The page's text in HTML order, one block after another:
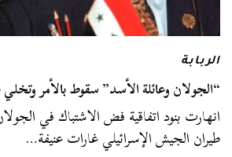
الربابة
“الجولان وعائلة الأسد” سقوط بالأمر وتخلي
انهارت بنود اتفاقية فض الاشتباك في
طيران الجيش الإسرائيلي غارات عنيفة…